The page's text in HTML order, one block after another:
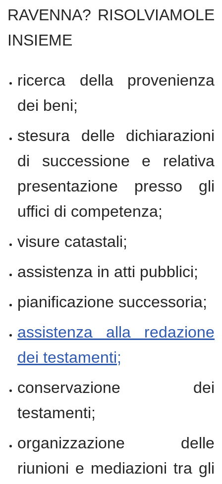
RAVENNA? RISOLVIAMOLE
INSIEME
ricerca della provenienza
dei beni;
stesura delle dichiarazioni
di successione e relativa
presentazione presso gli
uffici di competenza;
visure catastali;
assistenza in atti pubblici;
pianificazione successoria;
assistenza alla redazione
dei testamenti;
conservazione dei
testamenti;
organizzazione delle
riunioni e mediazioni tra gli